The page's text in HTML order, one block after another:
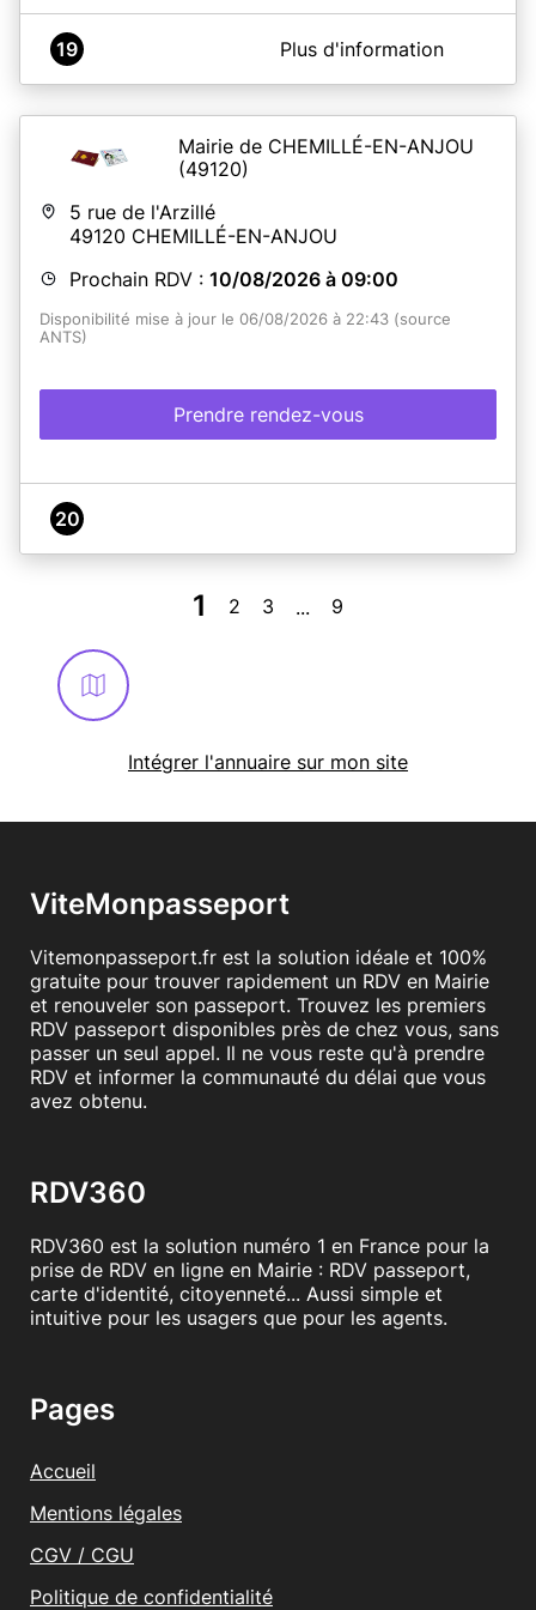
En savoir plus
A propos de Mairie de Saffré
La mairie n'est pas ouverte pour les rendez-vous de
remise les samedis 2 et 9 mai 2026 et du 11 juillet au 22
août inclus.
En savoir plus
19 Plus d'information
Mairie de CHEMILLÉ-EN-ANJOU
(49120)
5 rue de l'Arzillé
49120 CHEMILLÉ-EN-ANJOU
Prochain RDV : 10/08/2026 à 09:00
Disponibilité mise à jour le 06/08/2026 à 22:43 (source
ANTS)
Prendre rendez-vous
20
1 2 3 ... 9
Intégrer l'annuaire sur mon site
ViteMonpasseport
Vitemonpasseport.fr est la solution idéale et 100%
gratuite pour trouver rapidement un RDV en Mairie
et renouveler son passeport. Trouvez les premiers
RDV passeport disponibles près de chez vous, sans
passer un seul appel. Il ne vous reste qu'à prendre
RDV et informer la communauté du délai que vous
avez obtenu.
RDV360
RDV360 est la solution numéro 1 en France pour la
prise de RDV en ligne en Mairie : RDV passeport,
carte d'identité, citoyenneté... Aussi simple et
intuitive pour les usagers que pour les agents.
Pages
Accueil
Mentions légales
CGV / CGU
Politique de confidentialité